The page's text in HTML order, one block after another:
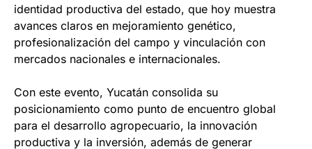
identidad productiva del estado, que hoy muestra
avances claros en mejoramiento genético,
profesionalización del campo y vinculación con
mercados nacionales e internacionales.
Con este evento, Yucatán consolida su
posicionamiento como punto de encuentro global
para el desarrollo agropecuario, la innovación
productiva y la inversión, además de generar